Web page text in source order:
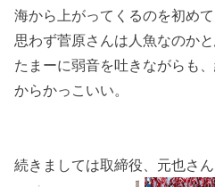
海から上がってくるのを初めて
思わず菅原さんは人魚なのか
たまーに弱音を吐きながらも
からかっこいい。
続きましては取締役、元也さん